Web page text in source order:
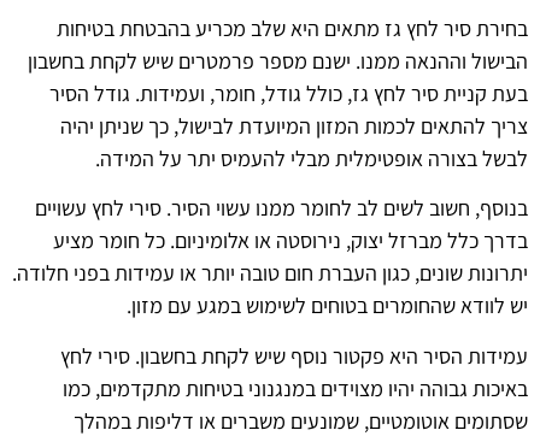
בחירת סיר לחץ גז מתאים היא שלב מכריע בהבטחת בטיחות
הבישול וההנאה ממנו. ישנם מספר פרמטרים שיש לקחת בחשבון
בעת קניית סיר לחץ גז, כולל גודל, חומר, ועמידות. גודל הסיר
צריך להתאים לכמות המזון המיועדת לבישול, כך שניתן יהיה
לבשל בצורה אופטימלית מבלי להעמיס יתר על המידה.
בנוסף, חשוב לשים לב לחומר ממנו עשוי הסיר. סירי לחץ עשויים
בדרך כלל מברזל יצוק, נירוסטה או אלומיניום. כל חומר מציע
יתרונות שונים, כגון העברת חום טובה יותר או עמידות בפני חלודה.
יש לוודא שהחומרים בטוחים לשימוש במגע עם מזון.
עמידות הסיר היא פקטור נוסף שיש לקחת בחשבון. סירי לחץ
באיכות גבוהה יהיו מצוידים במנגנוני בטיחות מתקדמים, כמו
שסתומים אוטומטיים, שמונעים משברים או דליפות במהלך